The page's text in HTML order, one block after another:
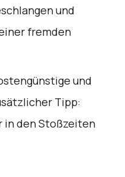
und
fremden
und
Tipp:
in den Stoßzeiten